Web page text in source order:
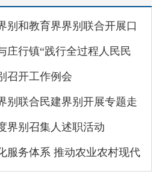
别和教育界界别联合开展口
庄行镇“践行全过程人民民
联动协商活动
召开工作例会
别联合民建界别开展专题走
界别召集人述职活动
服务体系 推动农业农村现代